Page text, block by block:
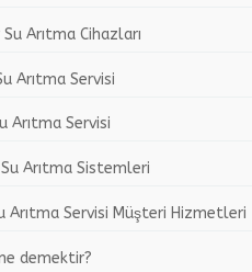
Arıtma Cihazları
Arıtma Servisi
Arıtma Servisi
Arıtma Sistemleri
Arıtma Servisi Müşteri Hizmetleri
demektir?